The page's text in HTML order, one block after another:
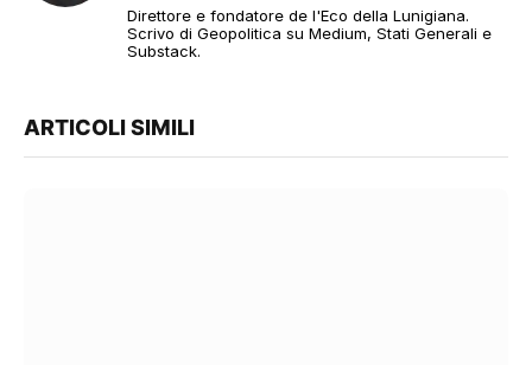
Direttore e fondatore de l'Eco della Lunigiana.
Scrivo di Geopolitica su Medium, Stati Generali e
Substack.
ARTICOLI SIMILI